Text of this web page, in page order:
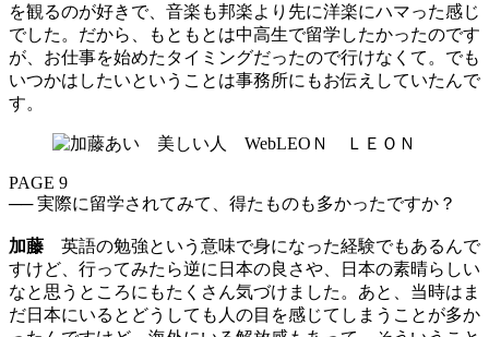
を観るのが好きで、音楽も邦楽より先に洋楽にハマった感じ
でした。だから、もともとは中高生で留学したかったのです
が、お仕事を始めたタイミングだったので行けなくて。でも
いつかはしたいということは事務所にもお伝えしていたんで
す。
PAGE 9
── 実際に留学されてみて、得たものも多かったですか？
加藤 英語の勉強という意味で身になった経験でもあるんで
すけど、行ってみたら逆に日本の良さや、日本の素晴らしい
なと思うところにもたくさん気づけました。あと、当時はま
だ日本にいるとどうしても人の目を感じてしまうことが多か